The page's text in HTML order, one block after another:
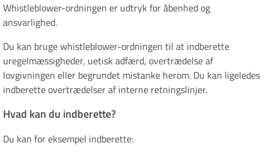
Whistleblower-ordningen er udtryk for åbenhed og
ansvarlighed.
Du kan bruge whistleblower-ordningen til at indberette
uregelmæssigheder, uetisk adfærd, overtrædelse af
lovgivningen eller begrundet mistanke herom. Du kan ligeledes
indberette overtrædelser af interne retningslinjer.
Hvad kan du indberette?
Du kan for eksempel indberette: